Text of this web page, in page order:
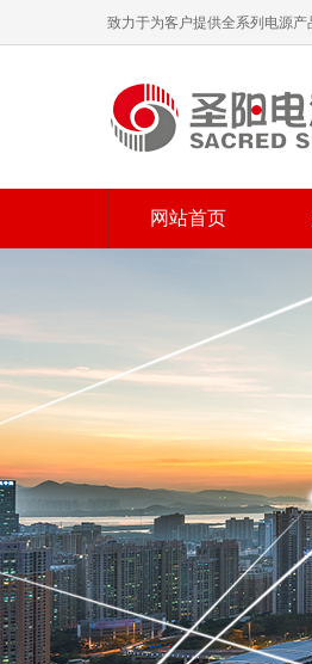
致力于为客户提供全系列电源产
网站首页